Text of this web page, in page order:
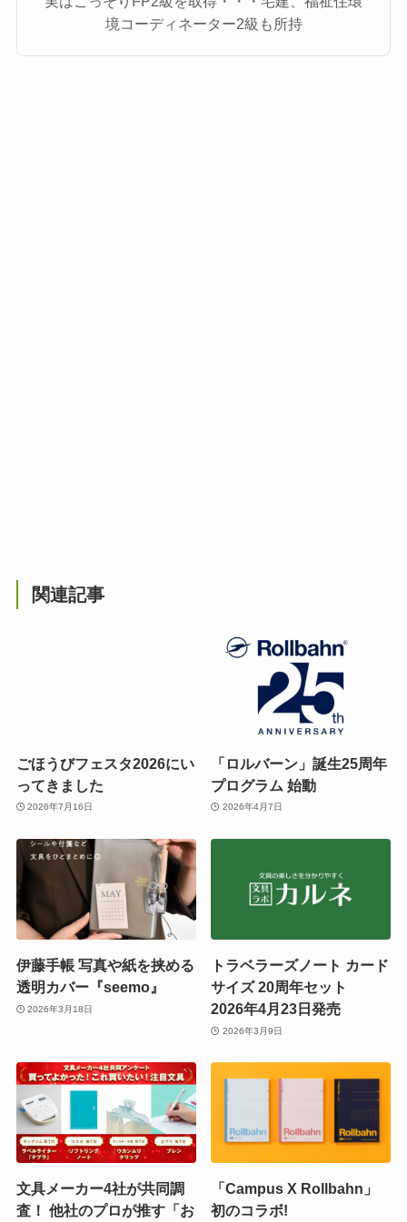
境コーディネーター2級も所持
関連記事
ごほうびフェスタ2026にい
ってきました
2026年7月16日
「ロルバーン」誕生25周年
プログラム 始動
2026年4月7日
伊藤手帳 写真や紙を挟める
透明カバー『seemo』
2026年3月18日
トラベラーズノート カード
サイズ 20周年セット
2026年4月23日発売
2026年3月9日
文具メーカー4社が共同調
査！ 他社のプロが推す「お
「Campus X Rollbahn」
初のコラボ!